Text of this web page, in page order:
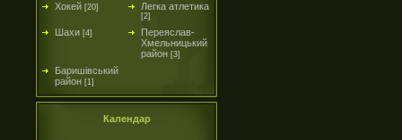
Хокей [20] Легка атлетика
[2]
Шахи [4]
Переяслав-
Хмельницький
район [3]
Баришівський
район [1]
Календар